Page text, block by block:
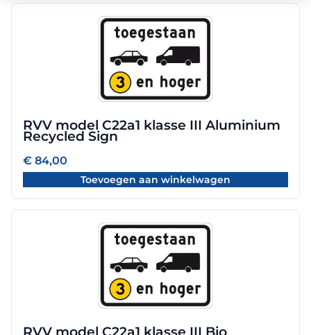
RVV model C22a1 klasse III Aluminium
Recycled Sign
€ 84,00
Toevoegen aan winkelwagen
RVV model C22a1 klasse III Bio